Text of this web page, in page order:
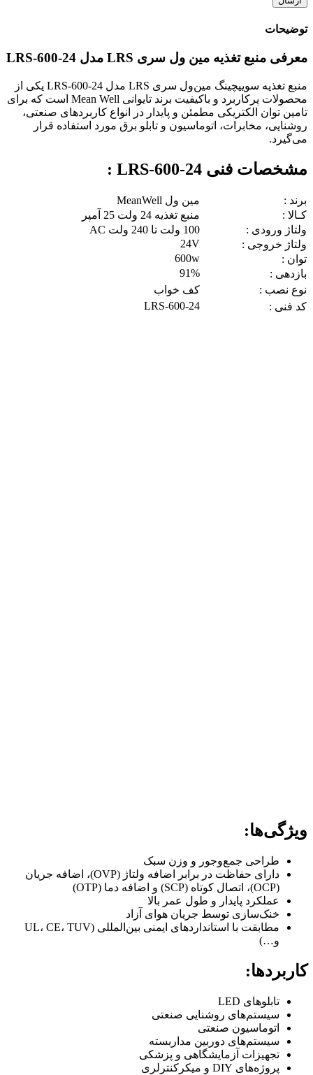
توضیحات
معرفی منبع تغذیه مین ول سری LRS مدل LRS-600-24
منبع تغذیه سوییچینگ مین‌ول سری LRS مدل LRS-600-24 یکی از
محصولات پرکاربرد و باکیفیت برند تایوانی Mean Well است که برای
تامین توان الکتریکی مطمئن و پایدار در انواع کاربردهای صنعتی،
روشنایی، مخابرات، اتوماسیون و تابلو برق مورد استفاده قرار
می‌گیرد.
مشخصات فنی LRS-600-24 :
برند :
مین ول MeanWell
کـالا :
منبع تغذیه 24 ولت 25 آمپر
ولتاژ ورودی :
100 ولت تا 240 ولت AC
ولتاژ خروجی :
24V
توان :
600w
بازدهی :
91%
نوع نصب :
کف خواب
کد فنی :
LRS-600-24
ویژگی‌ها:
طراحی جمع‌وجور و وزن سبک
دارای حفاظت در برابر اضافه ولتاژ (OVP)، اضافه جریان
(OCP)، اتصال کوتاه (SCP) و اضافه دما (OTP)
عملکرد پایدار و طول عمر بالا
خنک‌سازی توسط جریان هوای آزاد
مطابقت با استانداردهای ایمنی بین‌المللی (UL، CE، TUV
و…)
کاربردها:
تابلوهای LED
سیستم‌های روشنایی صنعتی
اتوماسیون صنعتی
سیستم‌های دوربین مداربسته
تجهیزات آزمایشگاهی و پزشکی
پروژه‌های DIY و میکرکنترلری